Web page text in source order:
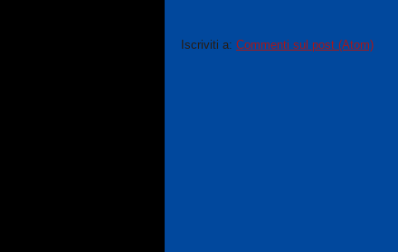
Iscriviti a: Commenti sul post (Atom)